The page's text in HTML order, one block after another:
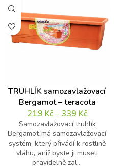
TRUHLÍK samozavlažovací
Bergamot – teracota
219 Kč– 339 Kč
Samozavlažovací truhlík
Bergamot má samozavlažovací
systém, který přivádí k rostlině
vláhu, aniž byste ji museli
pravidelně zal...